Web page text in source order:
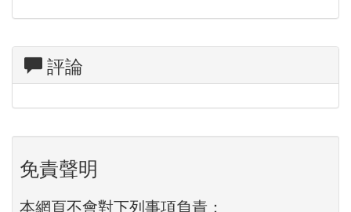
評論
免責聲明
本網頁不會對下列事項負責：